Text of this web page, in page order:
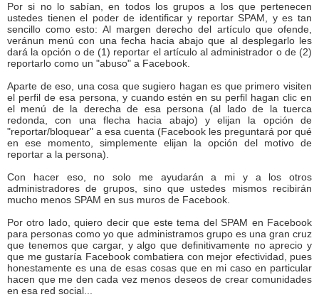
Por si no lo sabían, en todos los grupos a los que pertenecen
ustedes tienen el poder de identificar y reportar SPAM, y es tan
sencillo como esto: Al margen derecho del artículo que ofende,
veránun menú con una fecha hacia abajo que al desplegarlo les
dará la opción o de (1) reportar el artículo al administrador o de (2)
reportarlo como un "abuso" a Facebook.
Aparte de eso, una cosa que sugiero hagan es que primero visiten
el perfil de esa persona, y cuando estén en su perfil hagan clic en
el menú de la derecha de esa persona (al lado de la tuerca
redonda, con una flecha hacia abajo) y elijan la opción de
"reportar/bloquear" a esa cuenta (Facebook les preguntará por qué
en ese momento, simplemente elijan la opción del motivo de
reportar a la persona).
Con hacer eso, no solo me ayudarán a mi y a los otros
administradores de grupos, sino que ustedes mismos recibirán
mucho menos SPAM en sus muros de Facebook.
Por otro lado, quiero decir que este tema del SPAM en Facebook
para personas como yo que administramos grupo es una gran cruz
que tenemos que cargar, y algo que definitivamente no aprecio y
que me gustaría Facebook combatiera con mejor efectividad, pues
honestamente es una de esas cosas que en mi caso en particular
hacen que me den cada vez menos deseos de crear comunidades
en esa red social...